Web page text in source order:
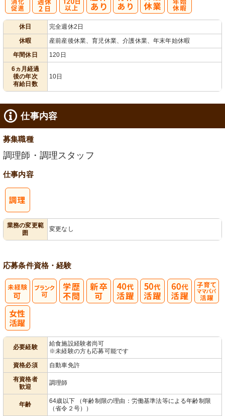
休日
完全週休2日
休暇
産前産後休業、育児休業、介護休業、年末年始休暇
年間休日
120日
6ヵ月経過
後の年次
有給日数
10日
仕事内容
募集職種
調理師・調理スタッフ
仕事内容
業務の変更範
囲
変更なし
応募条件資格・経験
必要経験
給食施設経験者尚可
※未経験の方も応募可能です
資格必須
自動車免許
有資格者
歓迎
調理師
年齢
64歳以下 （年齢制限の理由：労働基準法等による年齢制限
（省令２号））